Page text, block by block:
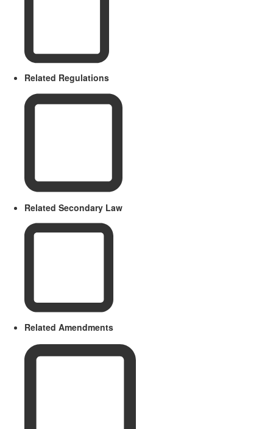
Related Regulations
Related Secondary Law
Related Amendments